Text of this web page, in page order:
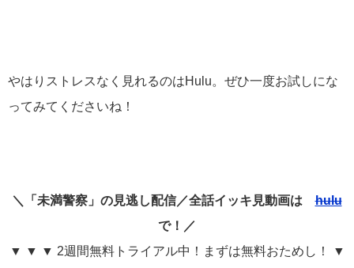
やはりストレスなく見れるのはHulu。ぜひ一度お試しにな
ってみてくださいね！
＼「未満警察」の見逃し配信／全話イッキ見動画はhulu
で！／
▼ ▼ ▼ 2週間無料トライアル中！まずは無料おためし！ ▼